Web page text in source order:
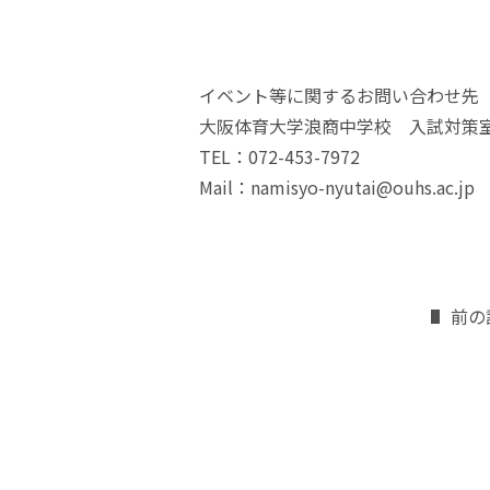
イベント等に関するお問い合わせ先
大阪体育大学浪商中学校 入試対策
TEL：072-453-7972
Mail：namisyo-nyutai@ouhs.ac.jp
前